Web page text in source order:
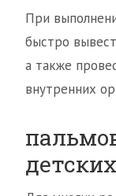
При
быстро
а также
внутренних